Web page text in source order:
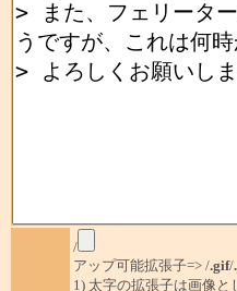
/
アップ可能拡張子=> /.gif/
1) 太字の拡張子は画像と